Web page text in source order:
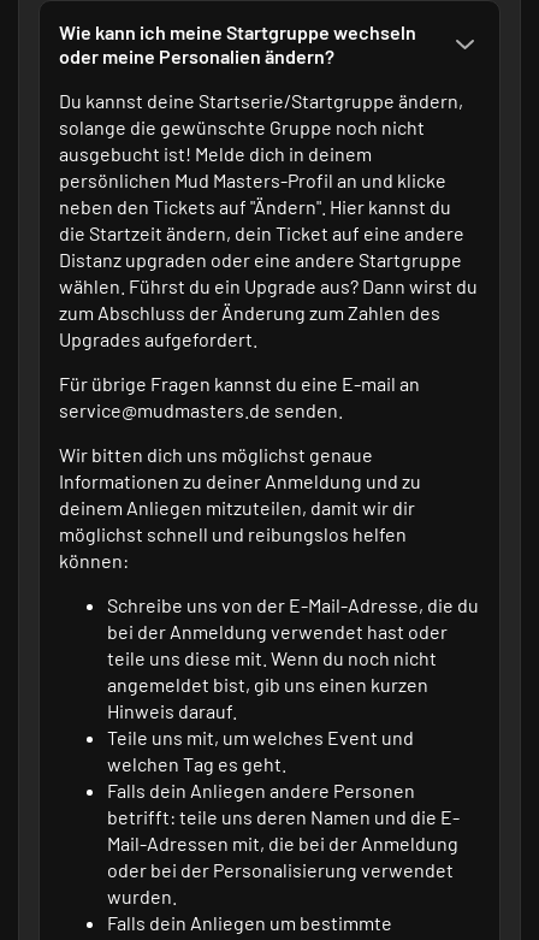
Wie kann ich meine Startgruppe wechseln
oder meine Personalien ändern?
Du kannst deine Startserie/Startgruppe ändern,
solange die gewünschte Gruppe noch nicht
ausgebucht ist! Melde dich in deinem
persönlichen Mud Masters-Profil an und klicke
neben den Tickets auf "Ändern". Hier kannst du
die Startzeit ändern, dein Ticket auf eine andere
Distanz upgraden oder eine andere Startgruppe
wählen. Führst du ein Upgrade aus? Dann wirst du
zum Abschluss der Änderung zum Zahlen des
Upgrades aufgefordert.
Für übrige Fragen kannst du eine E-mail an
service@mudmasters.de senden.
Wir bitten dich uns möglichst genaue
Informationen zu deiner Anmeldung und zu
deinem Anliegen mitzuteilen, damit wir dir
möglichst schnell und reibungslos helfen
können:
Schreibe uns von der E-Mail-Adresse, die du
bei der Anmeldung verwendet hast oder
teile uns diese mit. Wenn du noch nicht
angemeldet bist, gib uns einen kurzen
Hinweis darauf.
Teile uns mit, um welches Event und
welchen Tag es geht.
Falls dein Anliegen andere Personen
betrifft: teile uns deren Namen und die E-
Mail-Adressen mit, die bei der Anmeldung
oder bei der Personalisierung verwendet
wurden.
Falls dein Anliegen um bestimmte